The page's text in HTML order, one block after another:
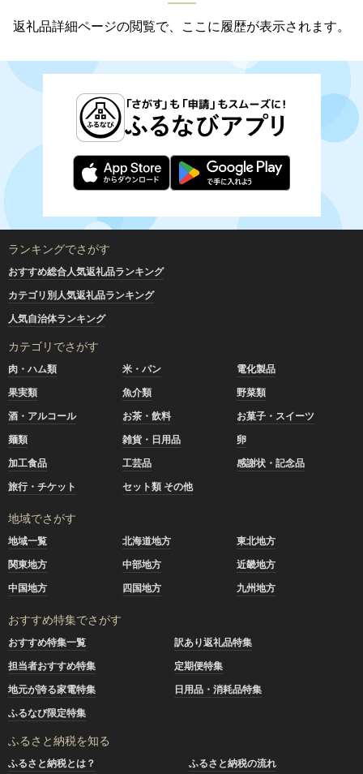
返礼品詳細ページの閲覧で、ここに履歴が表示されます。
ランキングでさがす
おすすめ総合人気返礼品ランキング
カテゴリ別人気返礼品ランキング
人気自治体ランキング
カテゴリでさがす
肉・ハム類 米・パン
電化製品
果実類
魚介類
野菜類
酒・アルコール
お茶・飲料
お菓子・スイーツ
麺類
雑貨・日用品
卵
加工食品
工芸品
感謝状・記念品
旅行・チケット
セット類 その他
地域でさがす
地域一覧 北海道地方
東北地方
関東地方
中部地方
近畿地方
中国地方
四国地方 九州地方
おすすめ特集でさがす
おすすめ特集一覧
訳あり返礼品特集
担当者おすすめ特集
定期便特集
地元が誇る家電特集
日用品・消耗品特集
ふるなび限定特集
ふるさと納税を知る
ふるさと納税とは？
ふるさと納税の流れ